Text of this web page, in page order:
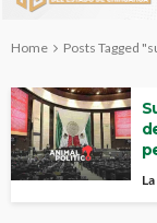
Home Posts Tagged